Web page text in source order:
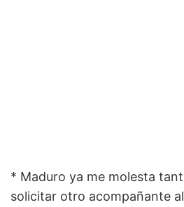
* Maduro ya me molesta
solicitar otro acompañante